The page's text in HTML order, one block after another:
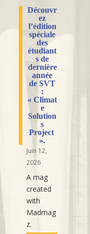
Découvr
ez
l’édition
spéciale
des
étudiant
s de
dernière
année
de SVT
:
« Climat
e
Solution
s
Project
».
Juin 12,
2026
A mag
created
with
Madmag
z.